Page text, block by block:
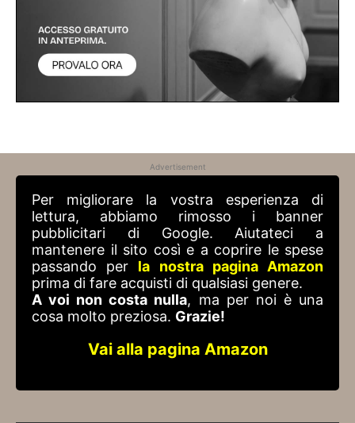
Advertisement
Per migliorare la vostra esperienza di
lettura, abbiamo rimosso i banner
pubblicitari di Google. Aiutateci a
mantenere il sito così e a coprire le spese
passando per la nostra pagina Amazon
prima di fare acquisti di qualsiasi genere.
A voi non costa nulla, ma per noi è una
cosa molto preziosa. Grazie!
Vai alla pagina Amazon